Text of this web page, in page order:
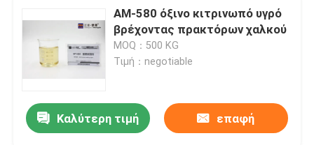
Προϊόντα
Περίπου εμείς
Γύρος εργοστασίων
ΑΜ-580 όξινο κιτρινωπό υγρό
βρέχοντας πρακτόρων χαλκού
MOQ：500 KG
Τιμή：negotiable
Καλύτερη τιμή επαφή